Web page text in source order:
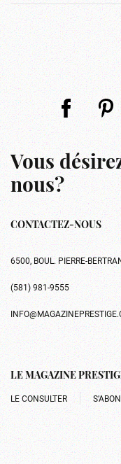
Vous
nous?
CONTACTEZ-NOUS
6500, BOUL. PIERRE-
(581) 981-9555
LE MAGAZINE
LE CONSULTER